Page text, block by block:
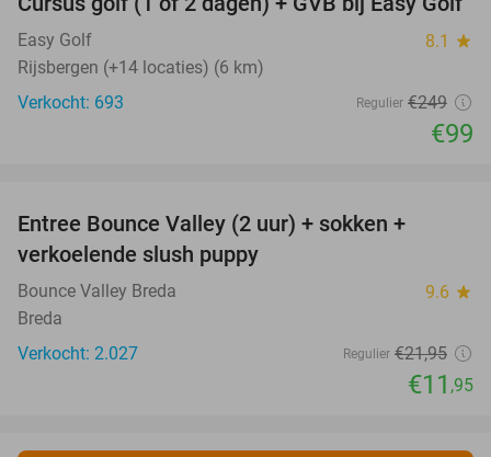
60%
Easy Golf 8.1 star
Rijsbergen (+14 locaties) (6 km)
Verkocht: 693
Regulier €249
€99
Entree Bounce Valley (2 uur) + sokken +
verkoelende slush puppy
Bounce Valley Breda 9.6 star
Breda
Verkocht: 2.027
Regulier €21,95
€11 ,95